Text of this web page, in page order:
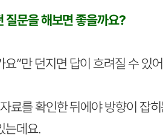
질문을 해보면 좋을까요?
”만 던지면 답이 흐려질 수 있
료를 확인한 뒤에야 방향이 잡
는데요.